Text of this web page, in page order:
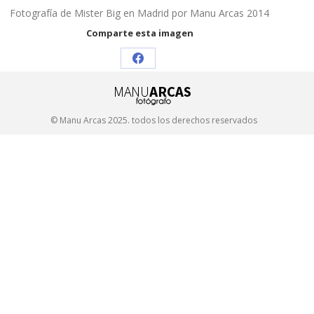
Fotografía de Mister Big en Madrid por Manu Arcas 2014
Comparte esta imagen
Share
on
Facebook
© Manu Arcas 2025. todos los derechos reservados